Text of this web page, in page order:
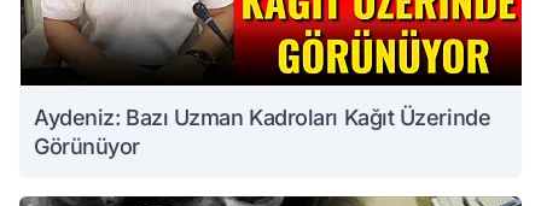
Aydeniz: Bazı Uzman Kadroları Kağıt Üzerinde
Görünüyor